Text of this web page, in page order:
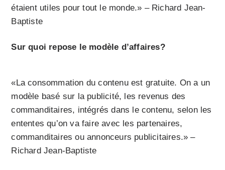
étaient utiles pour tout le monde.» – Richard Jean-
Baptiste
Sur quoi repose le modèle d’affaires?
«La consommation du contenu est gratuite. On a un
modèle basé sur la publicité, les revenus des
commanditaires, intégrés dans le contenu, selon les
ententes qu’on va faire avec les partenaires,
commanditaires ou annonceurs publicitaires.» –
Richard Jean-Baptiste